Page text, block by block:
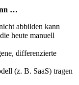
…
abbilden kann
heute manuell
differenzierte
(z. B. SaaS) tragen